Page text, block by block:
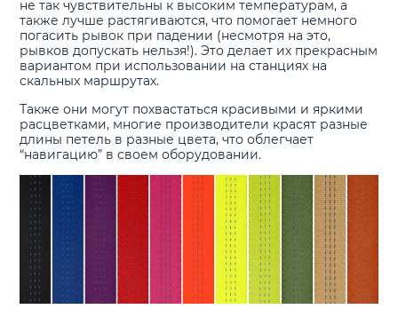
не так чувствительны к высоким температурам, а
также лучше растягиваются, что помогает немного
погасить рывок при падении (несмотря на это,
рывков допускать нельзя!). Это делает их прекрасным
вариантом при использовании на станциях на
скальных маршрутах.
Также они могут похвастаться красивыми и яркими
расцветками, многие производители красят разные
длины петель в разные цвета, что облегчает
“навигацию” в своем оборудовании.